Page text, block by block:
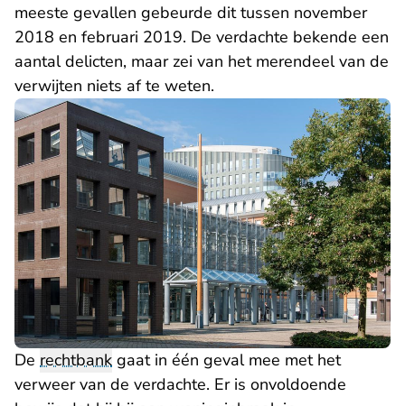
meeste gevallen gebeurde dit tussen november
2018 en februari 2019. De verdachte bekende een
aantal delicten, maar zei van het merendeel van de
verwijten niets af te weten.
De rechtbank gaat in één geval mee met het
verweer van de verdachte. Er is onvoldoende